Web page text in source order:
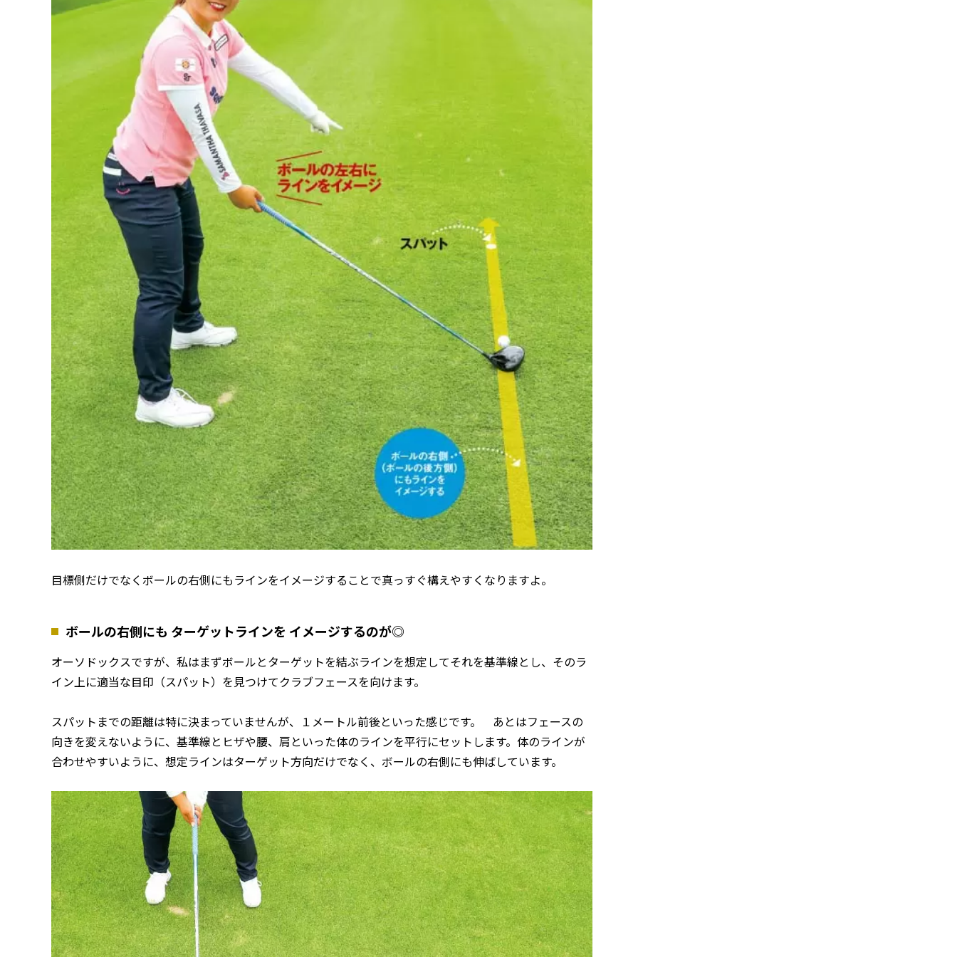
目標側だけでなくボールの右側にもラインをイメージすることで真っすぐ構えやすくなりますよ。
ボールの右側にも ターゲットラインを イメージするのが◎
オーソドックスですが、私はまずボールとターゲットを結ぶラインを想定してそれを基準線とし、そのラ
イン上に適当な目印（スパット）を見つけてクラブフェースを向けます。
スパットまでの距離は特に決まっていませんが、１メートル前後といった感じです。 あとはフェースの
向きを変えないように、基準線とヒザや腰、肩といった体のラインを平行にセットします。体のラインが
合わせやすいように、想定ラインはターゲット方向だけでなく、ボールの右側にも伸ばしています。